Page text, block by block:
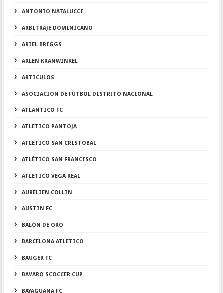
ANTONIO NATALUCCI
ARBITRAJE DOMINICANO
ARIEL BRIGGS
ARLEN KRANWINKEL
ARTICULOS
ASOCIACIÓN DE FÚTBOL DISTRITO NACIONAL
ATLANTICO FC
ATLETICO PANTOJA
ATLETICO SAN CRISTOBAL
ATLÉTICO SAN FRANCISCO
ATLETICO VEGA REAL
AURELIEN COLLIN
AUSTIN FC
BALÓN DE ORO
BARCELONA ATLETICO
BAUGER FC
BAVARO SCOCCER CUP
BAYAGUANA FC